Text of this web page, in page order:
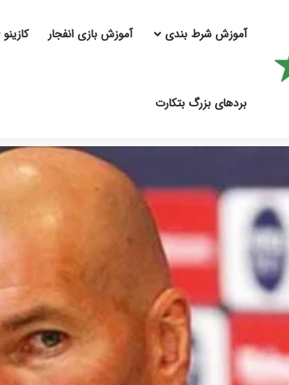
آموزش شرط بندی آموزش بازی انفجار کازینو
بردهای بزرگ بتکارت